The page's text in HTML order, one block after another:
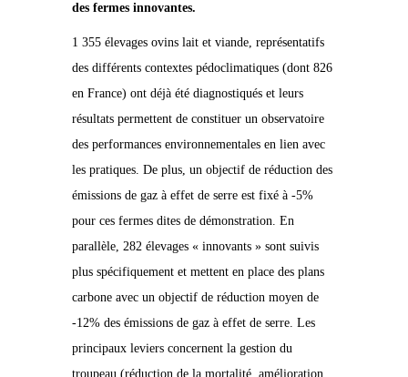
des fermes innovantes.
1 355 élevages ovins lait et viande, représentatifs
des différents contextes pédoclimatiques (dont 826
en France) ont déjà été diagnostiqués et leurs
résultats permettent de constituer un observatoire
des performances environnementales en lien avec
les pratiques. De plus, un objectif de réduction des
émissions de gaz à effet de serre est fixé à -5%
pour ces fermes dites de démonstration. En
parallèle, 282 élevages « innovants » sont suivis
plus spécifiquement et mettent en place des plans
carbone avec un objectif de réduction moyen de
-12% des émissions de gaz à effet de serre. Les
principaux leviers concernent la gestion du
troupeau (réduction de la mortalité, amélioration